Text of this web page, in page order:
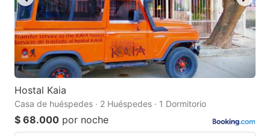
Hostal Kaia
Casa de huéspedes · 2 Huéspedes · 1 Dormitorio
$ 68.000 por noche